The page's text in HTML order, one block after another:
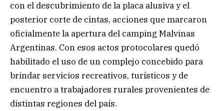
con el descubrimiento de la placa alusiva y el
posterior corte de cintas, acciones que marcaron
oficialmente la apertura del camping Malvinas
Argentinas. Con esos actos protocolares quedó
habilitado el uso de un complejo concebido para
brindar servicios recreativos, turísticos y de
encuentro a trabajadores rurales provenientes de
distintas regiones del país.